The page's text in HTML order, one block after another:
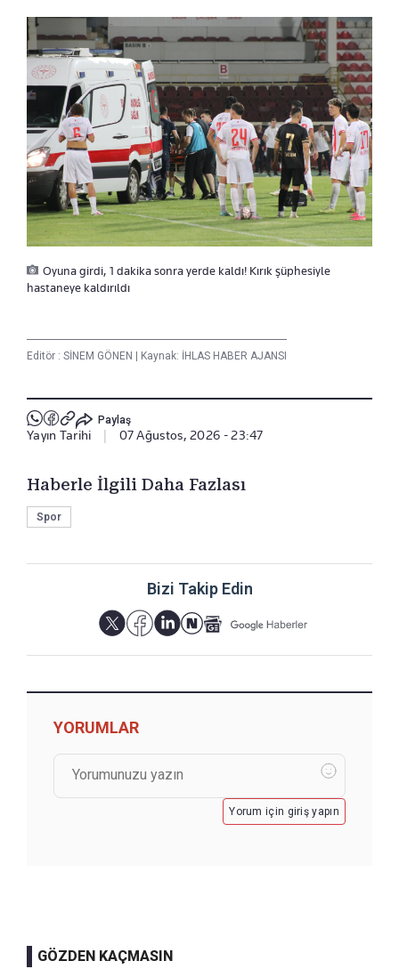
Oyuna girdi, 1 dakika sonra yerde kaldı! Kırık şüphesiyle
hastaneye kaldırıldı
Editör : SİNEM GÖNEN Kaynak: İHLAS HABER AJANSI
Paylaş
Yayın Tarihi 07 Ağustos, 2026 - 23:47
Haberle İlgili Daha Fazlası
Spor
Bizi Takip Edin
YORUMLAR
Yorum için giriş yapın
GÖZDEN KAÇMASIN